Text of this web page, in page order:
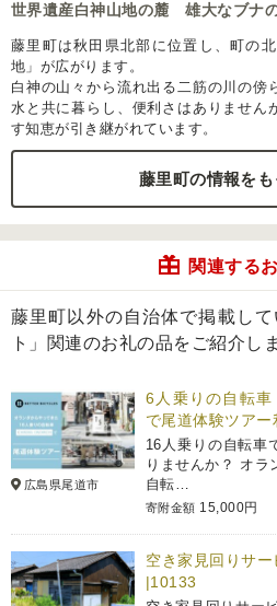
世界遺産白神山地の麓 雄大なブナ
藤里町は秋田県北部に位置し、町の
地」が広がります。
白神の山々から流れ出る二筋の川の傍
水と共に暮らし、便利さはありません
す知恵が引き継がれています。
藤里町の情報を
関連する
藤里町以外の自治体で掲載し
ト」関連のお礼の品をご紹介し
広島県尾道市
6人乗りの自転車
で尾道体験ツアー
16人乗りの自転車
りませんか？ オラ
自転…
寄附金額 15,000円
空き家見回りサー
|10133